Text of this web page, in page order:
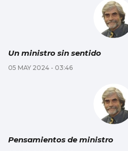
Un ministro sin sentido
05 MAY 2024 - 03:46
Pensamientos de ministro